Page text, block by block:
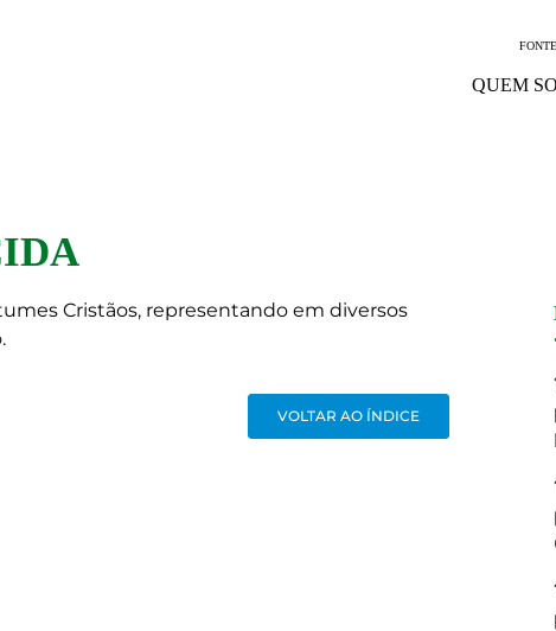
QUEM
Cristãos, representando em diversos
VOLTAR AO ÍNDICE